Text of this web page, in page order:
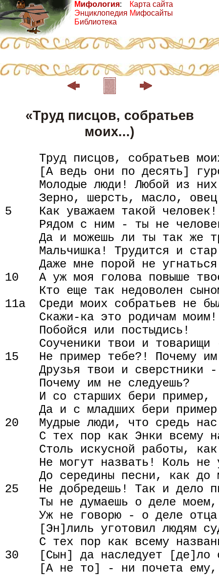
Мифология:
Энциклопедия
Библиотека
Карта сайта
Мифосайты
«Труд писцов, собратьев
моих...)
Труд писцов, собратьев
[А ведь они по десять]
Молодые люди! Любой из
Зерно, шерсть, масло,
5    Как уважаем такой человек!
Рядом с ним - ты не
Да и можешь ли ты так же
Мальчишка! Трудится и
Даже мне порой не
10   А уж моя голова повыше
Кто еще так недоволен
11а  Среди моих собратьев не
     Скажи-ка это родичам моим!
     Побойся или постыдись!
Соученики твои и товарищи
15   Не пример тебе?! Почему им
Друзья твои и сверстники
     Почему им не следуешь?
     И со старших бери пример,
Да и с младших бери
20   Мудрые люди, что средь
С тех пор как Энки всему
Столь искусной работы,
Не могут назвать! Коль не
До середины песни, как до
25   Не добредешь! Так и дело
     Ты не думаешь о деле моем,
Уж не говорю - о деле
[Эн]лиль уготовил людям
С тех пор как всему
30   [Сын] да наследует [де]ло